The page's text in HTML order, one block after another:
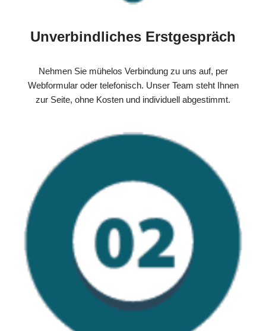
Unverbindliches Erstgespräch
Nehmen Sie mühelos Verbindung zu uns auf, per
Webformular oder telefonisch. Unser Team steht Ihnen
zur Seite, ohne Kosten und individuell abgestimmt.